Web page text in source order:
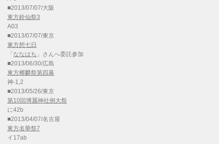
■2013/07/07/大阪
東方鈴仙祭3
A03
■2013/07/07/東京
東方想七日
「ななはち 」さんへ委託参加
■2013/06/30/広島
東方椰麟祭第四幕
神-1,2
■2013/05/26/東京
第10回博麗神社例大祭
に42b
■2013/04/07/名古屋
東方名華祭7
イ17ab